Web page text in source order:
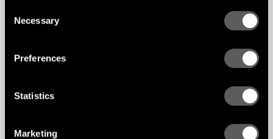
Selection
Necessary
Preferences
Statistics
Marketing